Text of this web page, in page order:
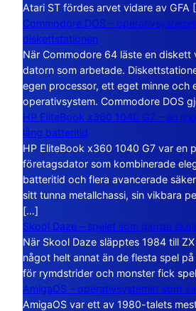
Atari ST fördes arvet vidare av GFA
Commodore DOS –
diskettstationen
När Commodore 64 läste en diskett
datorn som arbetade.
egen processor, ett eget minne och
operativsystem. Commodore DOS
HP EliteBook x360 1040 G7 – en
lång batteritid
HP EliteBook x360 1040 G7 var en
företagsdator som kombinerade
batteritid och flera avancerade
sitt tunna metallchassi, sin vikbara
[…]
Skool Daze – spelet som gjorde
När Skool Daze släpptes 1984 till
något helt annat än de flesta spel
för rymdstrider och monster fick
AmigaOS – operativsystemet som
AmigaOS var ett av 1980-talets